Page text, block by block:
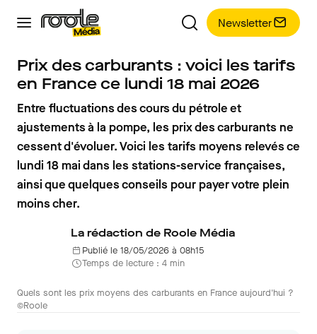
Newsletter
Prix des carburants : voici les tarifs
en France ce lundi 18 mai 2026
Entre fluctuations des cours du pétrole et
ajustements à la pompe, les prix des carburants ne
cessent d'évoluer. Voici les tarifs moyens relevés ce
lundi 18 mai dans les stations-service françaises,
ainsi que quelques conseils pour payer votre plein
moins cher.
La rédaction de Roole Média
Publié le 18/05/2026 à 08h15
Temps de lecture : 4 min
Quels sont les prix moyens des carburants en France aujourd'hui ?
©Roole